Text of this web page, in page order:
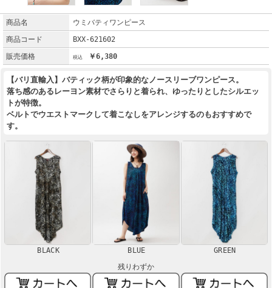
商品名
ウミバティワンピース
商品コード
BXX-621602
販売価格
￥6,380
【バリ直輸入】バティック柄が印象的なノースリーブワンピース。
落ち感のあるレーヨン素材でさらりと着られ、ゆったりとしたシルエッ
トが特徴。
ベルトでウエストマークして着こなしをアレンジするのもおすすめで
す。
BLACK
BLUE
残りわずか
GREEN